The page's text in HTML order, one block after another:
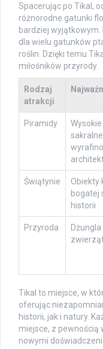
Spacerując po Tikal,
różnorodne gatunki
bardziej
dla wielu gatunków
roślin. Dzięki temu
miłośników przyrody.
Rodzaj
atrakcji
Piramidy
Świątynie
Obiekty
bogatej
historii
Przyroda
Tikal to miejsce, w
oferując
historii, jak i natury.
miejsce, z pewnością
nowymi